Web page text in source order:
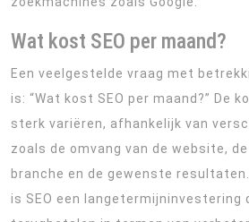
Wat kost SEO per maand?
Een veelgestelde vraag met
is: “Wat kost SEO per maand?” De
sterk variëren, afhankelijk van
zoals de omvang van de website,
branche en de gewenste
is SEO een langetermijninvestering